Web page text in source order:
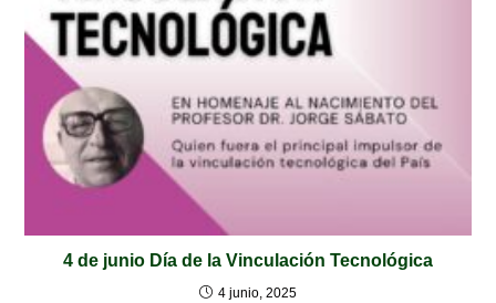
4 de junio Día de la Vinculación Tecnológica
4 junio, 2025